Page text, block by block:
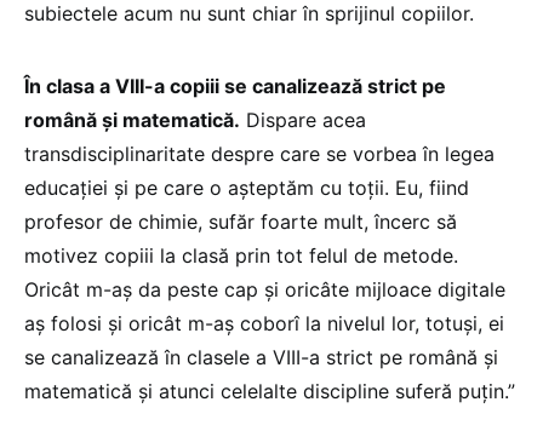
subiectele acum nu sunt chiar în sprijinul copiilor.
În clasa a VIII-a copiii se canalizează strict pe
română și matematică. Dispare acea
transdisciplinaritate despre care se vorbea în legea
educației și pe care o așteptăm cu toții. Eu, fiind
profesor de chimie, sufăr foarte mult, încerc să
motivez copiii la clasă prin tot felul de metode.
Oricât m-aș da peste cap și oricâte mijloace digitale
aș folosi și oricât m-aș coborî la nivelul lor, totuși, ei
se canalizează în clasele a VIII-a strict pe română și
matematică și atunci celelalte discipline suferă puțin.”